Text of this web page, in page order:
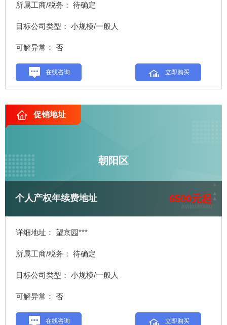
所属工商/税务： 待确定
目标公司类型： 小规模/一般人
可解异常： 否
在线咨询 立即购买
促销地址
个人产权年续费地址 6500元起
朝阳区
详细地址： 望京园***
所属工商/税务： 待确定
目标公司类型： 小规模/一般人
可解异常： 否
在线咨询 立即购买